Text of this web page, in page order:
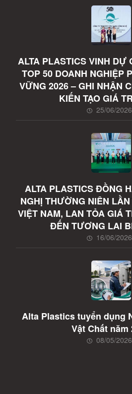
ALTA PLASTICS VINH DỰ
TOP 50 DOANH NGHIỆP
VỮNG 2026 – GHI NHẬN
KIẾN TẠO GIÁ
25/06/2026
ALTA PLASTICS ĐỒNG
NGHỊ THƯỜNG NIÊN
VIỆT NAM, LAN TỎA GIÁ
ĐẾN TƯƠNG LAI
16/06/2026
Alta Plastics tuyển dụng
Vật Chất năm
08/05/2026